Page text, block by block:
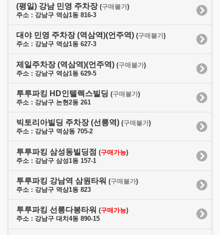
(평일) 강남 민영 주차장 (구매불가)
주소 : 강남구 역삼1동 816-3
대야 민영 주차장 (역삼역)(언주역) (구매불가)
주소 : 강남구 역삼1동 627-3
제일주차장 (역삼역)(언주역) (구매불가)
주소 : 강남구 역삼1동 629-5
투루파킹 HD인텔렉스빌딩 (구매불가)
주소 : 강남구 논현2동 261
빅토리아빌딩 주차장 (선릉역) (구매불가)
주소 : 강남구 역삼동 705-2
투루파킹 삼성동빌딩점 (구매가능)
주소 : 강남구 삼성1동 157-1
투루파킹 강남역 삼원타워 (구매불가)
주소 : 강남구 역삼1동 823
투루파킹 선릉다봉타워 (구매가능)
주소 : 강남구 대치4동 890-15